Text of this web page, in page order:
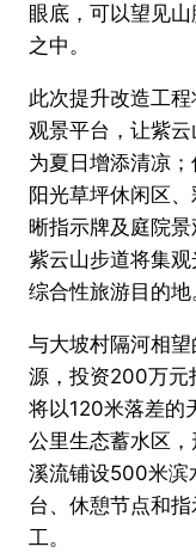
眼底，可以望见
之中。
此次提升改造工
观景平台，让紫
为夏日增添清凉；
阳光草坪休闲区
晰指示牌及庭院
紫云山步道将集
综合性旅游目的地
与大坡村隔河相
源，投资200万元
将以120米落差的
公里生态蓄水区
溪流铺设500米滨
台、休憩节点和
工。